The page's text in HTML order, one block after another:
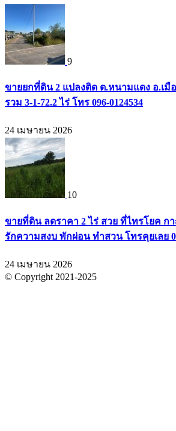
9
ขายยกที่ดิน 2 แปลงติด ต.หนามแดง อ.เมือ
รวม 3-1-72.2 ไร่ โทร 096-0124534
24 เมษายน 2026
10
ขายที่ดิน ลดราคา 2 ไร่ สวย ที่ไทรโยค ก
รักความสงบ พักผ่อน ทำสวน โทรคุยเลย
24 เมษายน 2026
© Copyright 2021-2025